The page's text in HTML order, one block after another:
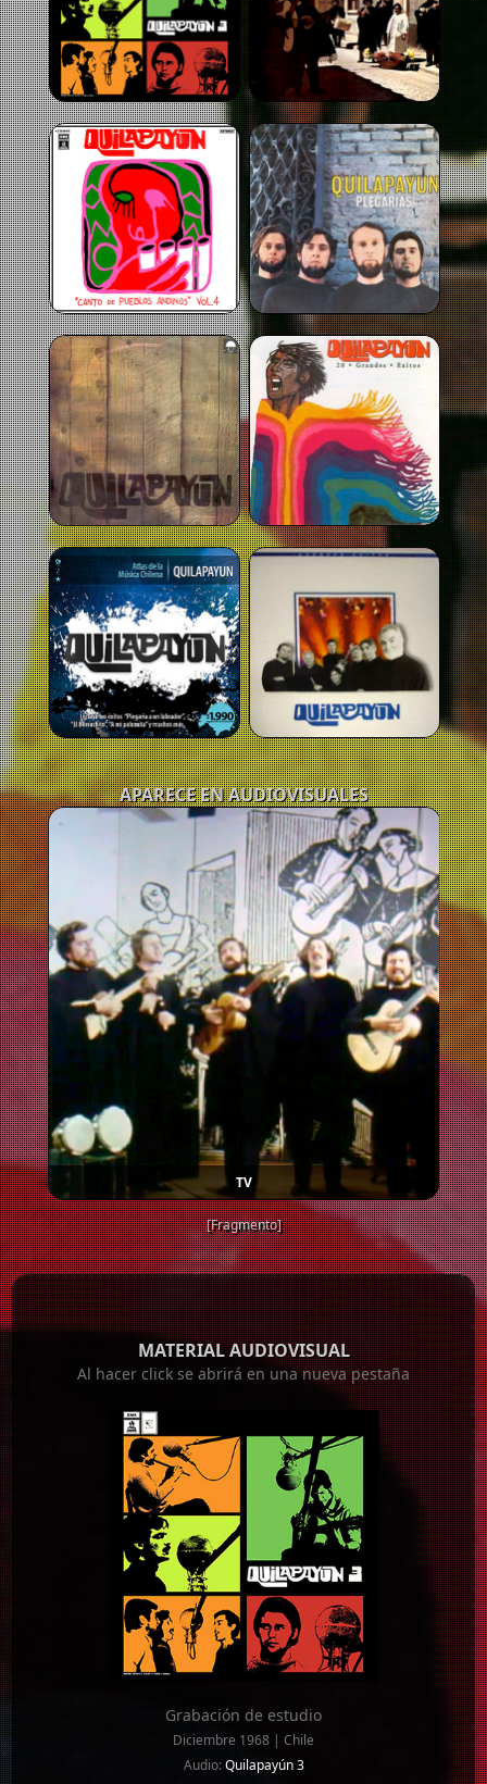
APARECE EN AUDIOVISUALES
TV
[Fragmento]
MATERIAL AUDIOVISUAL
Al hacer click se abrirá en una nueva pestaña
Grabación de estudio
Diciembre 1968 | Chile
Audio:Quilapayún 3